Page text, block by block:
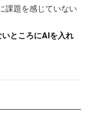
課題を感じていない
ところにAIを入れ